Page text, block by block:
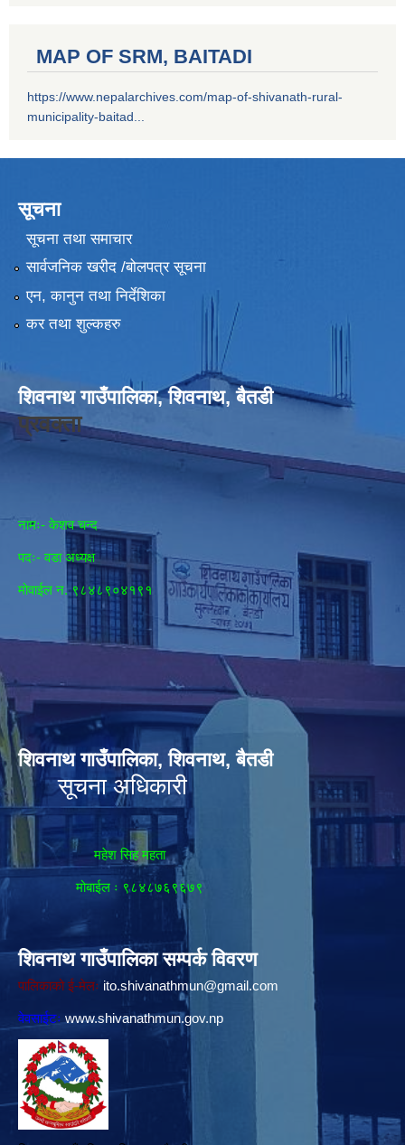
MAP OF SRM, BAITADI
https://www.nepalarchives.com/map-of-shivanath-rural-
municipality-baitad...
सूचना
सूचना तथा समाचार
सार्वजनिक खरीद /बोलपत्र सूचना
एन, कानुन तथा निर्देशिका
कर तथा शुल्कहरु
शिवनाथ गाउँपालिका, शिवनाथ, बैतडी
प्रवक्ता
नामः- केशव चन्द
पदः- वडा अध्यक्ष
मोवाईल न‌. ९८४८९०४१९१
शिवनाथ गाउँपालिका, शिवनाथ, बैतडी
सूचना अधिकारी
महेश सिह महता
मोबाईल ः ९८४८७६९६७९
शिवनाथ गाउँपालिका सम्पर्क विवरण
पालिकाको ई-मेलः ito.shivanathmun@gmail.com
वेवसाईटः www.shivanathmun.gov.np